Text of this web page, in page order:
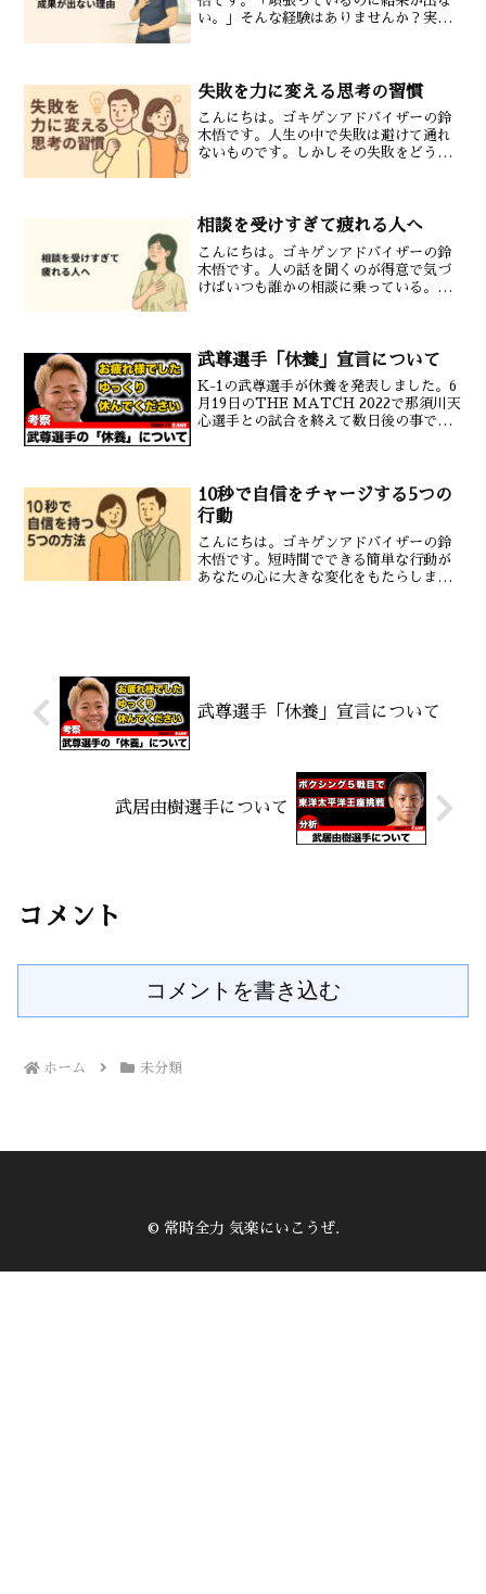
い。」そんな経験はありませんか？実は
ォーマンスの関係について...
失敗を力に変える思考の習慣
こんにちは。ゴキゲンアドバイザーの鈴
木悟です。人生の中で失敗は避けて通れ
ないものです。しかしその失敗をどう捉
ーナーの視点で解説してい...
相談を受けすぎて疲れる人へ
こんにちは。ゴキゲンアドバイザーの鈴
木悟です。人の話を聞くのが得意で気づ
けばいつも誰かの相談に乗っている。そ
いことですがそれは「背負...
武尊選手「休養」宣言について
K-1の武尊選手が休養を発表しました。6
月19日のTHE MATCH 2022で那須川天
心選手との試合を終えて数日後の事でし
やる気が...
10秒で自信をチャージする5つの
行動
こんにちは。ゴキゲンアドバイザーの鈴
木悟です。短時間でできる簡単な行動が
あなたの心に大きな変化をもたらしま
武尊選手「休養」宣言について
武居由樹選手について
コメント
コメントを書き込む
ホーム 未分類
© 常時全力 気楽にいこうぜ.